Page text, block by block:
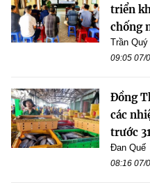
triển
chống
Trần Quý
09:05 07/
Đồng
các
trước
Đan Quế
08:16 07/